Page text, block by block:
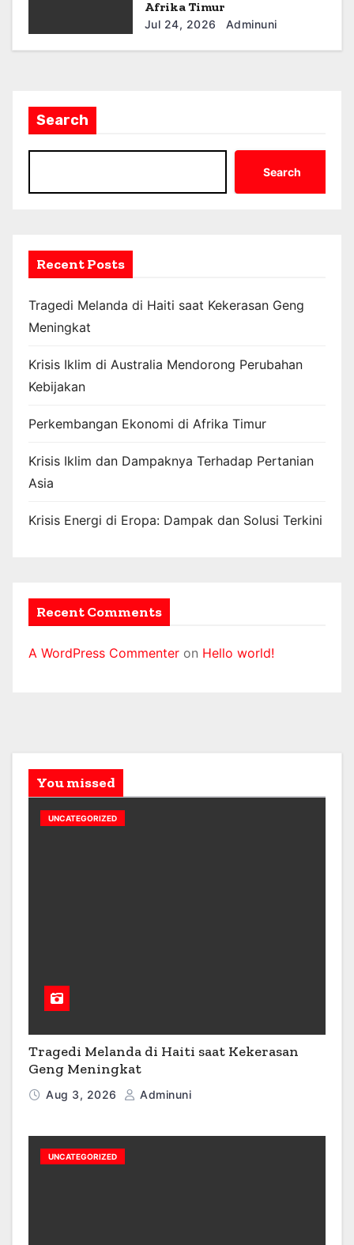
Afrika Timur
Jul 24, 2026 Adminuni
Search
Search
Recent Posts
Tragedi Melanda di Haiti saat Kekerasan Geng
Meningkat
Krisis Iklim di Australia Mendorong Perubahan
Kebijakan
Perkembangan Ekonomi di Afrika Timur
Krisis Iklim dan Dampaknya Terhadap Pertanian
Asia
Krisis Energi di Eropa: Dampak dan Solusi Terkini
Recent Comments
A WordPress Commenter on Hello world!
You missed
UNCATEGORIZED
Tragedi Melanda di Haiti saat Kekerasan
Geng Meningkat
Aug 3, 2026 Adminuni
UNCATEGORIZED